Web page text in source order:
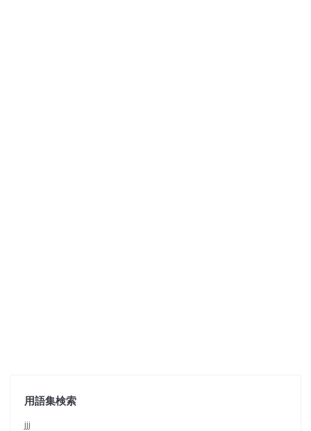
用語集検索
jjj